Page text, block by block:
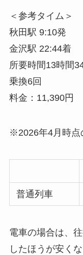
＜参考タイム＞
秋田駅 9:10発
金沢駅 22:44着
所要時間13時間
乗換6回
料金：11,390円
※2026年4月時点
普通列車
電車の場合は、
したほうが安くな